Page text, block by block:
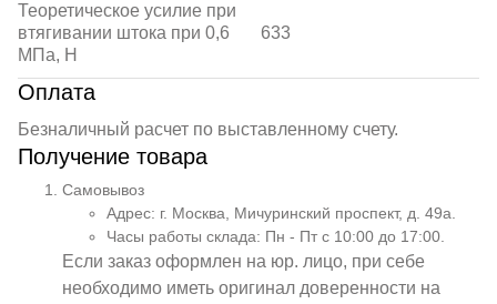
Теоретическое усилие при
втягивании штока при 0,6
МПа, Н
633
Оплата
Безналичный расчет по выставленному счету.
Получение товара
Самовывоз
Адрес: г. Москва, Мичуринский проспект, д. 49а.
Часы работы склада: Пн - Пт с 10:00 до 17:00.
Если заказ оформлен на юр. лицо, при себе
необходимо иметь оригинал доверенности на